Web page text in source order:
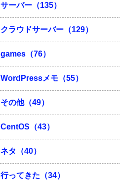
サーバー（135）
クラウドサーバー（129）
games（76）
WordPressメモ（55）
その他（49）
CentOS（43）
ネタ（40）
行ってきた（34）